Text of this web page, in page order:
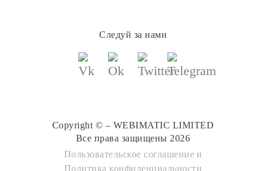
Следуй за нами
Copyright © – WEBIMATIC LIMITED
Все права защищены 2026
Пользовательское соглашение и
Политика конфиденциальности